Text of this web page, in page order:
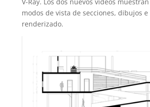
modos de vista de secciones, dibujos
renderizado.